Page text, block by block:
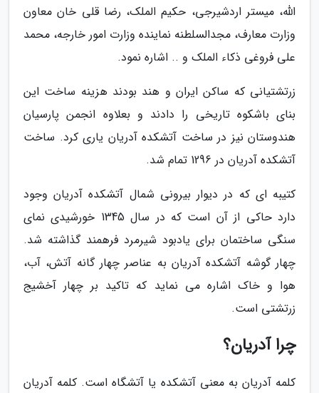
الله، میستر اردشیرجی، حکیم الملک، رضا قلی خان معاون
وزارت معارف، مجدالسلطنه نماینده وزارت امور خارجه، محمد
علی فروغی ذکاء الملک و .. اشاره نمود.
زرتشتیانی که ساکن ایران و هند بودند هزینه ساخت این
بنای باشکوه تاریخی را دادند و بعلاوه انجمن پارسیان
هندوستان نیز در ساخت آتشکده آدریان یاری کرد. ساخت
آتشکده آدریان در 1296 تمام شد.
کتیبه ای که در دیوار بیرونی شمال آتشکده آدریان وجود
دارد حاکی از آن است که در سال 1345 خورشیدی نمای
سنگی ساختمان برای یادبود شیرمرد فرهمند گذاشته شد.
چهار گوشه آتشکده آدریان به عناصر چهار گانه آتش، آب،
هوا و خاک اشاره می نماید که تاکید بر چهار آخشیج
زرتشتی است.
چرا آدریان؟
کلمه آدریان به معنی آتشکده یا آتشگاه است. کلمه آدریان